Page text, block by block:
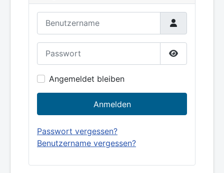
Show
Angemeldet bleiben
Anmelden
Passwort vergessen?
Benutzername vergessen?